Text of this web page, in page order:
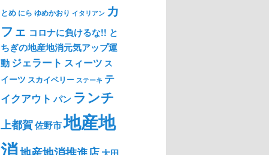
とめ にら ゆめかおり イタリアン カ
フェ コロナに負けるな!! と
ちぎの地産地消元気アップ運
動ジェラート スィーツ ス
イーツ スカイベリー ステーキ テ
イクアウト パン ランチ
上都賀佐野市地産地
消